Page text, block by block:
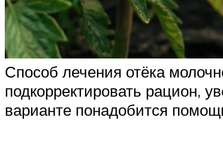
Способ лечения отёка
подкорректировать рацион,
варианте понадобится